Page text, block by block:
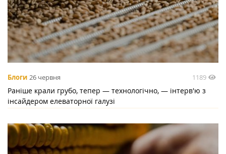
Блоги 26 червня 1189
Раніше крали грубо, тепер — технологічно, — інтерв'ю з
інсайдером елеваторної галузі